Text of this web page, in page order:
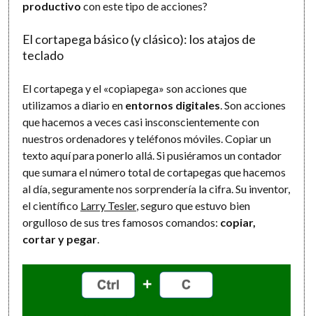
productivo con este tipo de acciones?
El cortapega básico (y clásico): los atajos de
teclado
El cortapega y el «copiapega» son acciones que
utilizamos a diario en entornos digitales . Son acciones
que hacemos a veces casi insconscientemente con
nuestros ordenadores y teléfonos móviles. Copiar un
texto aquí para ponerlo allá. Si pusiéramos un contador
que sumara el número total de cortapegas que hacemos
al día, seguramente nos sorprendería la cifra. Su inventor,
el científico Larry Tesler, seguro que estuvo bien
orgulloso de sus tres famosos comandos: copiar,
cortar y pegar